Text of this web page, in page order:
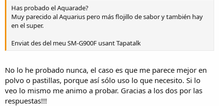
Has probado el Aquarade?
Muy parecido al Aquarius pero más flojillo de sabor y también hay
en el super.
Enviat des del meu SM-G900F usant Tapatalk
No lo he probado nunca, el caso es que me parece mejor en
polvo o pastillas, porque así sólo uso lo que necesito. Si lo
veo lo mismo me animo a probar. Gracias a los dos por las
respuestas!!!